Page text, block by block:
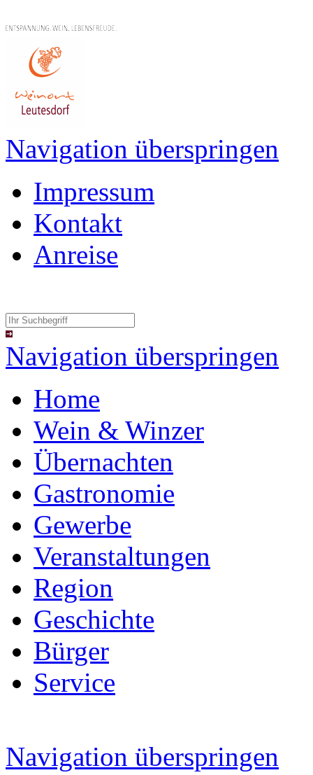
Navigation überspringen
Impressum
Kontakt
Anreise
Navigation überspringen
Home
Wein & Winzer
Übernachten
Gastronomie
Gewerbe
Veranstaltungen
Region
Geschichte
Bürger
Service
Navigation überspringen